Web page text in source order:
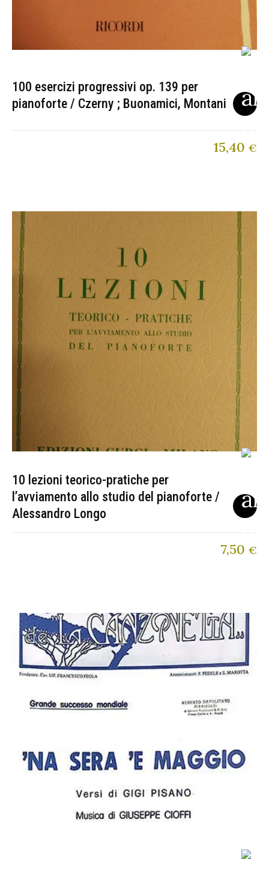
100 esercizi progressivi op. 139 per
pianoforte / Czerny ; Buonamici, Montani
15,40 €
10 lezioni teorico-pratiche per
l’avviamento allo studio del pianoforte /
Alessandro Longo
7,50 €